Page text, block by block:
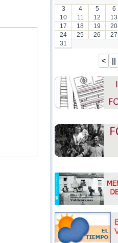
3
4 5 6
10
11 12 13
17
18 19 20
24
25 26 27
31